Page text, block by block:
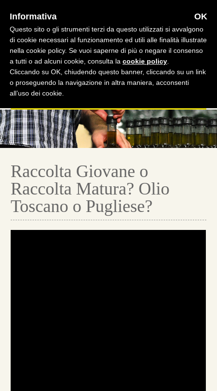
Raccolta Giovane o
Raccolta Matura? Olio
Toscano o Pugliese?
OK
Informativa
Questo sito o gli strumenti terzi da questo utilizzati si avvalgono
di cookie necessari al funzionamento ed utili alle finalità illustrate
nella cookie policy. Se vuoi saperne di più o negare il consenso
a tutti o ad alcuni cookie, consulta la cookie policy
Cliccando su OK, chiudendo questo banner, cliccando su un link
o proseguendo la navigazione in altra maniera, acconsenti
all’uso dei cookie.